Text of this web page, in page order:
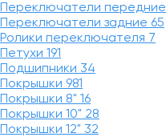
Переключатели передние
Переключатели задние 65
Ролики переключателя 7
Петухи 191
Подшипники 34
Покрышки 981
Покрышки 8" 16
Покрышки 10" 28
Покрышки 12" 32